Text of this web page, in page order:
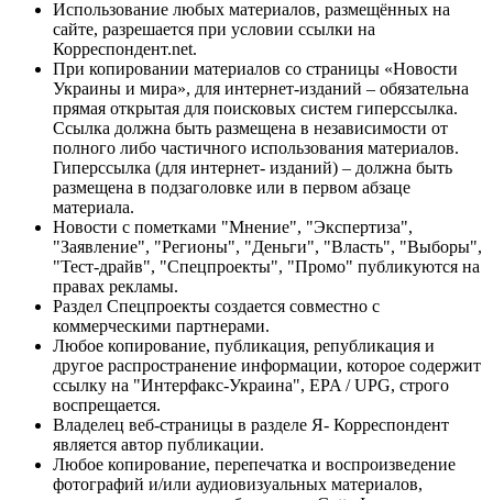
Использование любых материалов, размещённых на
сайте, разрешается при условии ссылки на
Корреспондент.net.
При копировании материалов со страницы «Новости
Украины и мира», для интернет-изданий – обязательна
прямая открытая для поисковых систем гиперссылка.
Ссылка должна быть размещена в независимости от
полного либо частичного использования материалов.
Гиперссылка (для интернет- изданий) – должна быть
размещена в подзаголовке или в первом абзаце
материала.
Новости с пометками "Мнение", "Экспертиза",
"Заявление", "Регионы", "Деньги", "Власть", "Выборы",
"Тест-драйв", "Спецпроекты", "Промо" публикуются на
правах рекламы.
Раздел Спецпроекты создается совместно с
коммерческими партнерами.
Любое копирование, публикация, републикация и
другое распространение информации, которое содержит
ссылку на "Интерфакс-Украина", EPA / UPG, строго
воспрещается.
Владелец веб-страницы в разделе Я- Корреспондент
является автор публикации.
Любое копирование, перепечатка и воспроизведение
фотографий и/или аудиовизуальных материалов,